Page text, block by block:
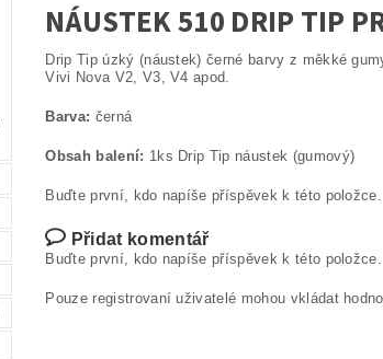
NÁUSTEK 510 DRIP TIP
Drip Tip úzký (náustek) černé barvy z měkké
Vivi Nova V2, V3, V4 apod.
Barva: černá
Obsah balení: 1ks Drip Tip náustek (gumový)
Buďte první, kdo napíše příspěvek k této položce.
Přidat komentář
Buďte první, kdo napíše příspěvek k této položce.
Pouze registrovaní uživatelé mohou vkládat